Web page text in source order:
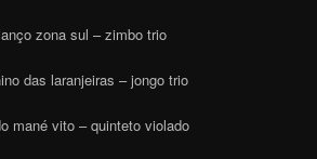
zona sul – zimbo trio
das laranjeiras – jongo trio
mané vito – quinteto violado